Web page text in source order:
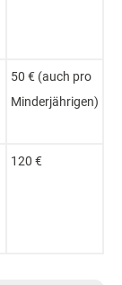
50 € (auch pro
Minder­jährigen)
120 €